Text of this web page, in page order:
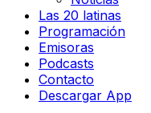
Las 20 latinas
Programación
Emisoras
Podcasts
Contacto
Descargar App